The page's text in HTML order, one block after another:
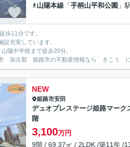
山陽本線 「手柄山平和公園 」
歩11分です。
設充実しています。
陽中学校まで徒歩20分。
加古郡 姫路市の不動産情報なら きこう に
NEW
姫路市安田
デュオプレステージ姫路マー
階
3,100万円
9階 / 69.37㎡ / 2LDK /築11年 /